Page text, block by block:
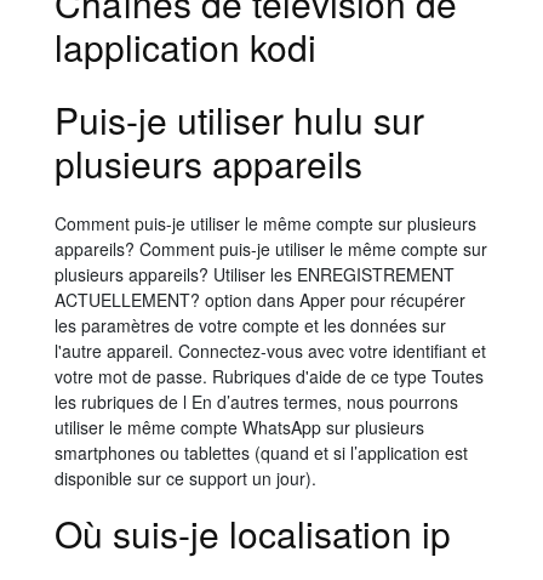
lapplication kodi
Puis-je utiliser hulu sur
plusieurs appareils
Comment puis-je utiliser le même compte sur plusieurs
appareils? Comment puis-je utiliser le même compte sur
plusieurs appareils? Utiliser les ENREGISTREMENT
ACTUELLEMENT? option dans Apper pour récupérer
les paramètres de votre compte et les données sur
l'autre appareil. Connectez-vous avec votre identifiant et
votre mot de passe. Rubriques d'aide de ce type Toutes
les rubriques de l En d’autres termes, nous pourrons
utiliser le même compte WhatsApp sur plusieurs
smartphones ou tablettes (quand et si l’application est
disponible sur ce support un jour).
Où suis-je localisation ip